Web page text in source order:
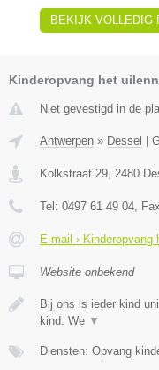
BEKIJK VOLLEDIG
Kinderopvang het
Niet gevestigd in de
Antwerpen » Dessel
Kolkstraat 29 2480
Tel: 0497 61 49 04 ,
E-mail › Kinderopvang
Website onbekend
Bij ons is ieder kind
kind. We ▼
Diensten: Opvang